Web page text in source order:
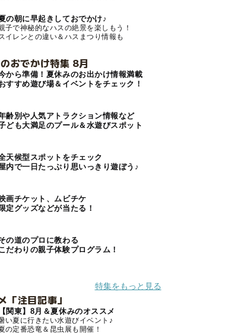
の朝に早起きしておでかけ♪
子で神秘的なハスの絶景を楽しもう！
イレンとの違い＆ハスまつり情報も
おでかけ特集 8月
から準備！夏休みのお出かけ情報満載
すすめ遊び場＆イベントをチェック！
齢別や人気アトラクション情報など
ども大満足のプール＆水遊びスポット
天候型スポットをチェック
内で一日たっぷり思いっきり遊ぼう♪
画チケット、ムビチケ
限定グッズなどが当たる！
の道のプロに教わる
だわりの親子体験プログラム！
特集をもっと見る
「注目記事」
【関東】8月＆夏休みのオススメ
い夏に行きたい水遊びイベント♪
の定番恐竜＆昆虫展も開催！